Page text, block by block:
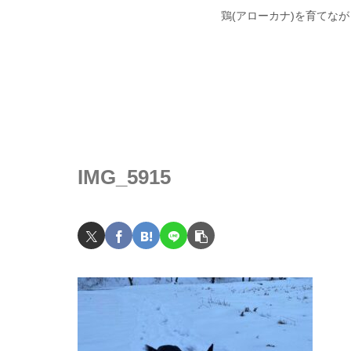
鶏(アローカナ)を育てな
IMG_5915